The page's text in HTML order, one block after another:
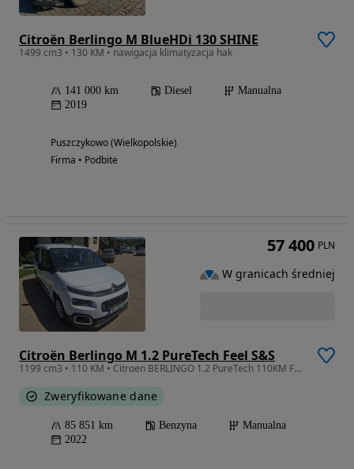
Citroën Berlingo M BlueHDi 130 SHINE
1499 cm3 • 130 KM • nawigacja klimatyzacja hak
141 000 km Diesel
Manualna
2019
Puszczykowo (Wielkopolskie)
Firma • Podbite
Citroën Berlingo M 1.2 PureTech Feel S&S
1199 cm3 • 110 KM • Citroen BERLINGO 1.2 PureTech 110KM Feel M 2022r BEZWYPADKOWE Salon PL
Zweryfikowane dane
85 851 km Benzyna
Manualna
2022
57 400 PLN
W granicach średniej